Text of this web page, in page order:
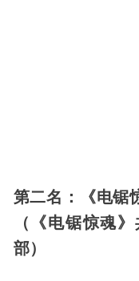
第二名：《电锯
（《电锯惊魂
部）